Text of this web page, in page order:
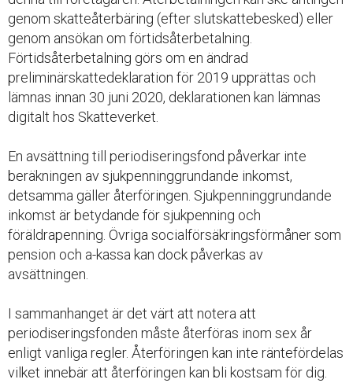
genom skatteåterbäring (efter slutskattebesked) eller
genom ansökan om förtidsåterbetalning.
Förtidsåterbetalning görs om en ändrad
preliminärskattedeklaration för 2019 upprättas och
lämnas innan 30 juni 2020, deklarationen kan lämnas
digitalt hos Skatteverket.
En avsättning till periodiseringsfond påverkar inte
beräkningen av sjukpenninggrundande inkomst,
detsamma gäller återföringen. Sjukpenninggrundande
inkomst är betydande för sjukpenning och
föräldrapenning. Övriga socialförsäkringsförmåner som
pension och a-kassa kan dock påverkas av
avsättningen.
I sammanhanget är det värt att notera att
periodiseringsfonden måste återföras inom sex år
enligt vanliga regler. Återföringen kan inte räntefördelas
vilket innebär att återföringen kan bli kostsam för dig.